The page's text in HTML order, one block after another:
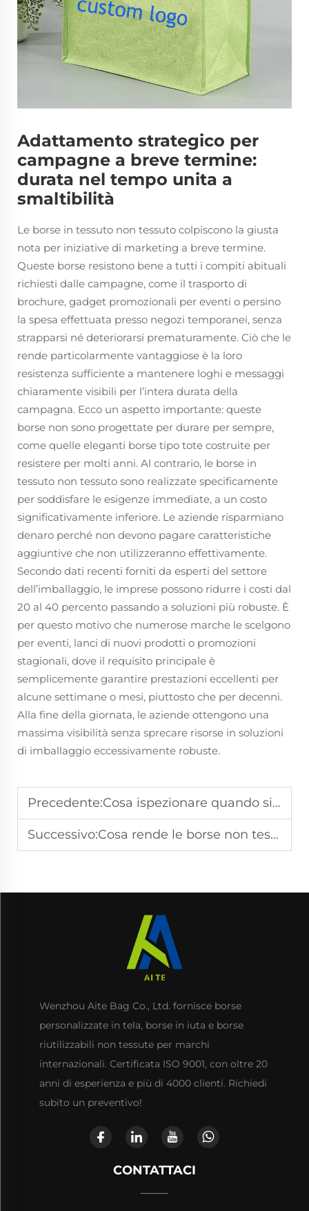
Adattamento strategico per
campagne a breve termine:
durata nel tempo unita a
smaltibilità
Le borse in tessuto non tessuto colpiscono la giusta
nota per iniziative di marketing a breve termine.
Queste borse resistono bene a tutti i compiti abituali
richiesti dalle campagne, come il trasporto di
brochure, gadget promozionali per eventi o persino
la spesa effettuata presso negozi temporanei, senza
strapparsi né deteriorarsi prematuramente. Ciò che le
rende particolarmente vantaggiose è la loro
resistenza sufficiente a mantenere loghi e messaggi
chiaramente visibili per l’intera durata della
campagna. Ecco un aspetto importante: queste
borse non sono progettate per durare per sempre,
come quelle eleganti borse tipo tote costruite per
resistere per molti anni. Al contrario, le borse in
tessuto non tessuto sono realizzate specificamente
per soddisfare le esigenze immediate, a un costo
significativamente inferiore. Le aziende risparmiano
denaro perché non devono pagare caratteristiche
aggiuntive che non utilizzeranno effettivamente.
Secondo dati recenti forniti da esperti del settore
dell’imballaggio, le imprese possono ridurre i costi dal
20 al 40 percento passando a soluzioni più robuste. È
per questo motivo che numerose marche le scelgono
per eventi, lanci di nuovi prodotti o promozioni
stagionali, dove il requisito principale è
semplicemente garantire prestazioni eccellenti per
alcune settimane o mesi, piuttosto che per decenni.
Alla fine della giornata, le aziende ottengono una
massima visibilità senza sprecare risorse in soluzioni
di imballaggio eccessivamente robuste.
Precedente:Cosa ispezionare quando si acquistano borse di cotone direttamente dalle fabbriche
Successivo:Cosa rende le borse non tessute adatte alle promozioni brand rapide
Wenzhou Aite Bag Co., Ltd. fornisce borse
personalizzate in tela, borse in iuta e borse
riutilizzabili non tessute per marchi
internazionali. Certificata ISO 9001, con oltre 20
anni di esperienza e più di 4000 clienti. Richiedi
subito un preventivo!
CONTATTACI